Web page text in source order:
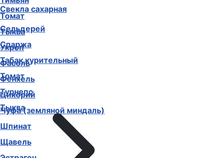
Томат
Тыква
Укроп
Фасоль
Фенхель
Цикорий
Чуфа (земляной миндаль)
Шпинат
Щавель
Свекла сахарная
Сельдерей
Спаржа
Табак курительный
Томат
Турнепс
Тыква